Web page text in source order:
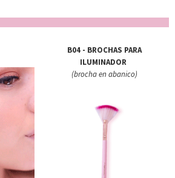
B04 - BROCHAS PARA
ILUMINADOR
(brocha en abanico)